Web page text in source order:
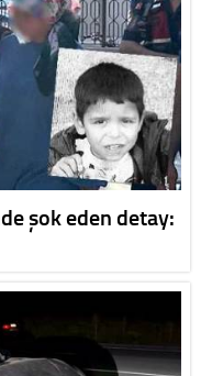
şok eden detay: